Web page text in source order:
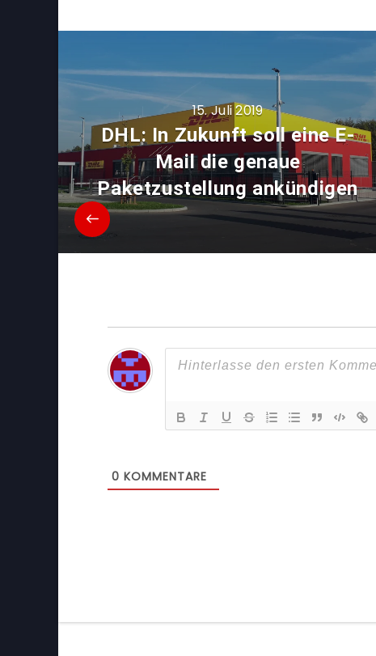
15. Juli 2019
DHL: In Zukunft soll eine E-
Mail die genaue
Paketzustellung ankündigen
0 KOMMENTARE